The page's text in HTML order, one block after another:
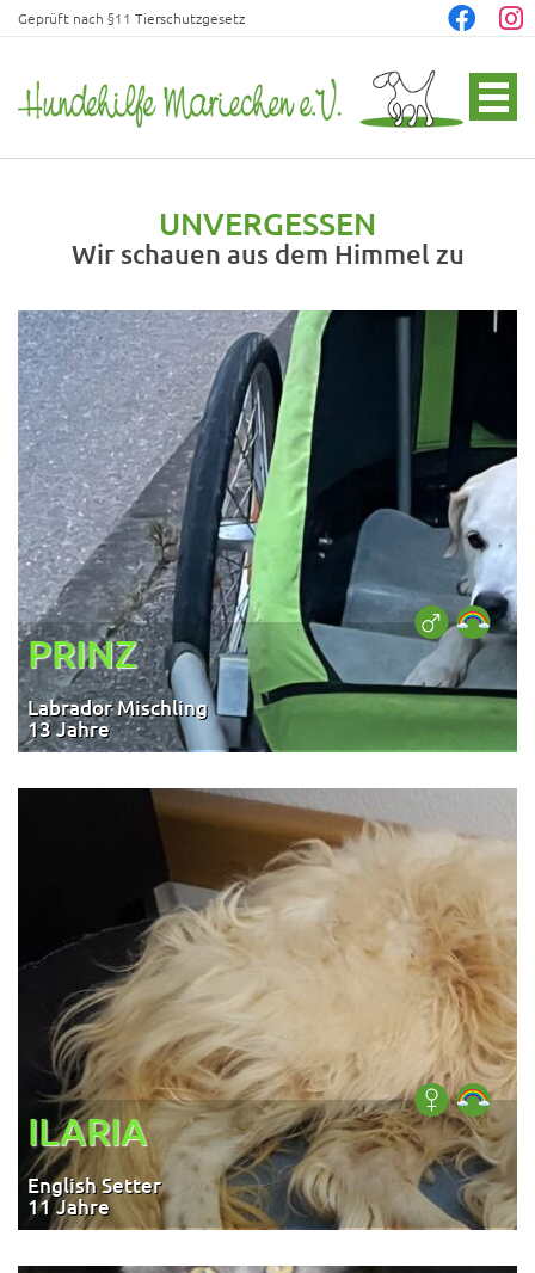
Geprüft nach §11 Tierschutzgesetz
UNVERGESSEN
Wir schauen aus dem Himmel zu
PRINZ
Labrador Mischling
13 Jahre
ILARIA
English Setter
11 Jahre